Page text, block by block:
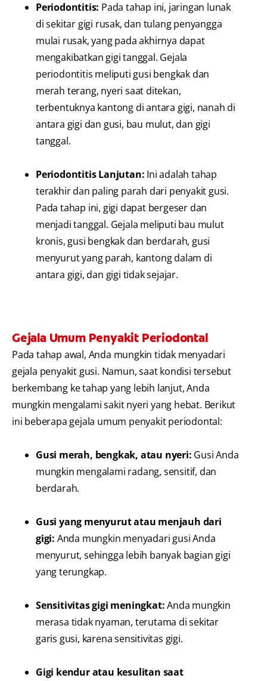
Periodontitis: Pada tahap ini, jaringan lunak
di sekitar gigi rusak, dan tulang penyangga
mulai rusak, yang pada akhirnya dapat
mengakibatkan gigi tanggal. Gejala
periodontitis meliputi gusi bengkak dan
merah terang, nyeri saat ditekan,
terbentuknya kantong di antara gigi, nanah di
antara gigi dan gusi, bau mulut, dan gigi
tanggal.
Periodontitis Lanjutan: Ini adalah tahap
terakhir dan paling parah dari penyakit gusi.
Pada tahap ini, gigi dapat bergeser dan
menjadi tanggal. Gejala meliputi bau mulut
kronis, gusi bengkak dan berdarah, gusi
menyurut yang parah, kantong dalam di
antara gigi, dan gigi tidak sejajar.
Gejala Umum Penyakit Periodontal
Pada tahap awal, Anda mungkin tidak menyadari
gejala penyakit gusi. Namun, saat kondisi tersebut
berkembang ke tahap yang lebih lanjut, Anda
mungkin mengalami sakit nyeri yang hebat. Berikut
ini beberapa gejala umum penyakit periodontal:
Gusi merah, bengkak, atau nyeri: Gusi Anda
mungkin mengalami radang, sensitif, dan
berdarah.
Gusi yang menyurut atau menjauh dari
gigi: Anda mungkin menyadari gusi Anda
menyurut, sehingga lebih banyak bagian gigi
yang terungkap.
Sensitivitas gigi meningkat:Anda mungkin
merasa tidak nyaman, terutama di sekitar
garis gusi, karena sensitivitas gigi.
Gigi kendur atau kesulitan saat